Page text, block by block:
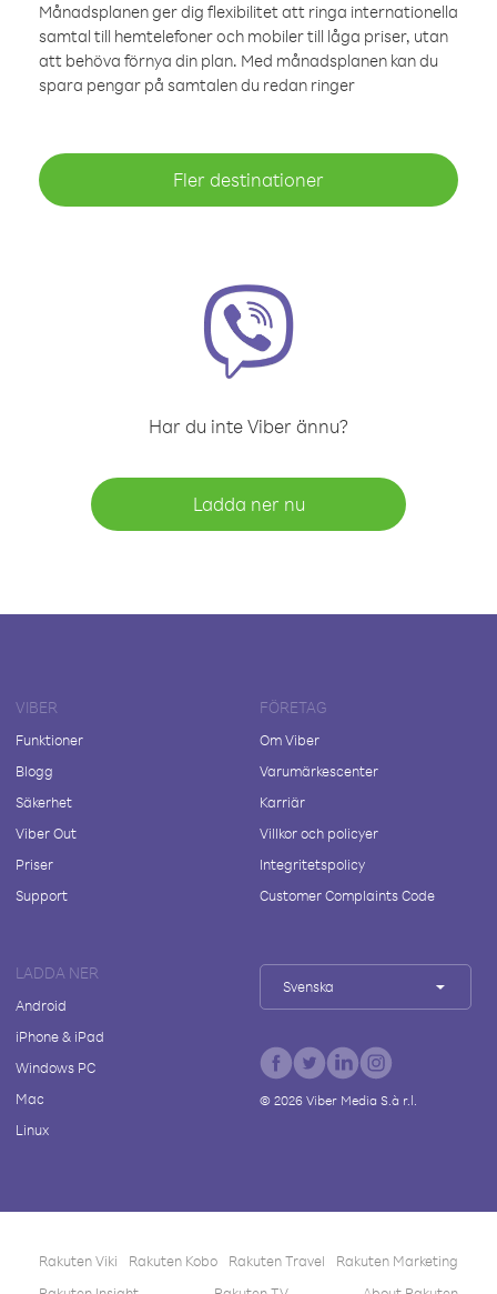
Månadsplanen ger dig flexibilitet att ringa internationella
samtal till hemtelefoner och mobiler till låga priser, utan
att behöva förnya din plan. Med månadsplanen kan du
spara pengar på samtalen du redan ringer
Fler destinationer
Har du inte Viber ännu?
Ladda ner nu
VIBER
Funktioner
Blogg
Säkerhet
Viber Out
Priser
Support
FÖRETAG
Om Viber
Varumärkescenter
Karriär
Villkor och policyer
Integritetspolicy
Customer Complaints Code
LADDA NER
Android
iPhone & iPad
Windows PC
Mac
Linux
Svenska
© 2026Viber Media S.à r.l.
Rakuten Viki Rakuten Kobo Rakuten Travel
Rakuten Marketing